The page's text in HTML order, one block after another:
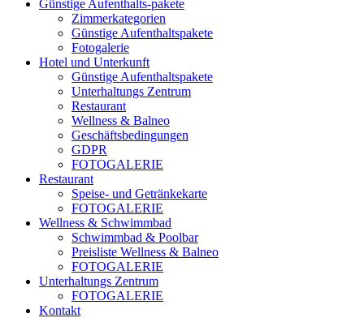
Günstige Aufenthalts-pakete
Zimmerkategorien
Günstige Aufenthaltspakete
Fotogalerie
Hotel und Unterkunft
Günstige Aufenthaltspakete
Unterhaltungs Zentrum
Restaurant
Wellness & Balneo
Geschäftsbedingungen
GDPR
FOTOGALERIE
Restaurant
Speise- und Getränkekarte
FOTOGALERIE
Wellness & Schwimmbad
Schwimmbad & Poolbar
Preisliste Wellness & Balneo
FOTOGALERIE
Unterhaltungs Zentrum
FOTOGALERIE
Kontakt